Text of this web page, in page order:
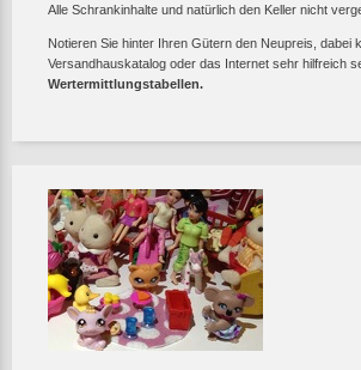
Alle Schrankinhalte und natürlich den Keller nicht
Notieren Sie hinter Ihren Gütern den Neupreis, dabei
Versandhauskatalog oder das Internet sehr hilfreich
Wertermittlungstabellen.